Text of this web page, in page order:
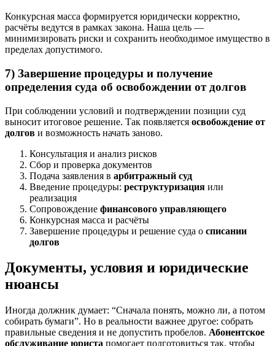
Конкурсная масса формируется юридически корректно,
расчёты ведутся в рамках закона. Наша цель —
минимизировать риски и сохранить необходимое имущество в
пределах допустимого.
7) Завершение процедуры и получение
определения суда об освобождении от долгов
При соблюдении условий и подтверждении позиции суд
выносит итоговое решение. Так появляется освобождение от
долгов и возможность начать заново.
Консультация и анализ рисков
Сбор и проверка документов
Подача заявления в арбитражный суд
Введение процедуры: реструктуризация или
реализация
Сопровождение финансового управляющего
Конкурсная масса и расчёты
Завершение процедуры и решение суда о списании
долгов
Документы, условия и юридические
нюансы
Иногда должник думает: “Сначала понять, можно ли, а потом
собирать бумаги”. Но в реальности важнее другое: собрать
правильные сведения и не допустить пробелов. Абонентское
обслуживание юриста помогает подготовиться так, чтобы